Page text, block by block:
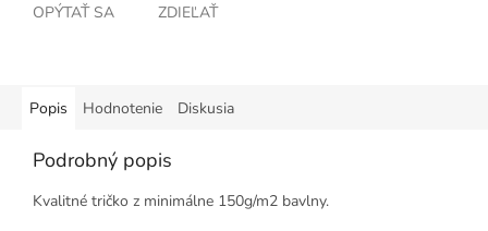
OPÝTAŤ SA ZDIEĽAŤ
Popis Hodnotenie Diskusia
Podrobný popis
Kvalitné tričko z minimálne 150g/m2 bavlny.